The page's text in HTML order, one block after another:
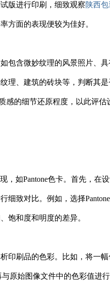
版进行印刷，细致观察陕西
方面的表现便较为佳好。
包含微妙纹理的风景照片、
理、建筑的砖块等，判断其是
的细节还原程度，以此评估
如Pantone色卡。首先，在
致对比。例如，选择
饱和度和明度的差异。
印刷品的色彩。比如，将一
原始图像文件中的色彩值进